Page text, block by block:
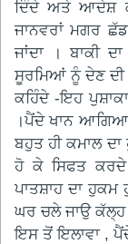
ਦਿੰਦੇ ਅਤੇ ਆਦੇਸ਼
ਜਾਨਵਰਾਂ ਮਗਰ
ਜਾਂਦਾ । ਬਾਕੀ
ਸੂਰਮਿਆਂ ਨੂੰ ਦੇਣ ਦੀ
ਕਹਿੰਦੇ -ਇਹ
।ਪੈਂਦੇ ਖਾਨ ਆਗਿਆ
ਬਹੁਤ ਹੀ ਕਮਾਲ ਦਾ
ਹੋ ਕੇ ਸਿਫਤ ਕਰਦੇ
ਪਾਤਸ਼ਾਹ ਦਾ
ਘਰ ਚਲੇ ਜਾਉ ਕੱਲ੍ਹ
ਇਸ ਤੋਂ ਇਲਾਵਾ ,